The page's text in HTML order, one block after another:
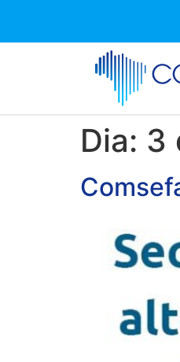
Dia: 3